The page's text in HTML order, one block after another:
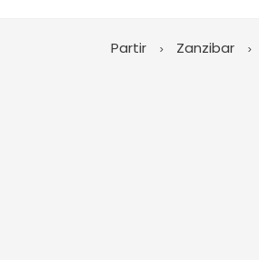
Partir Zanzibar